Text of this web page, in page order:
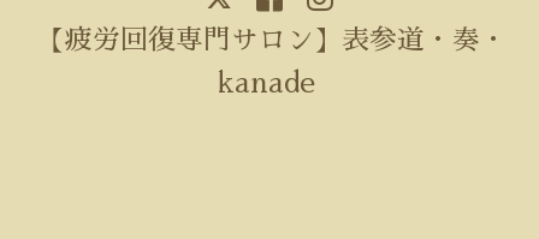
【疲労回復専門サロン】表参道・奏・
kanade